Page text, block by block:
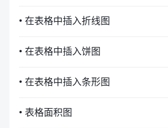
• 在表格中插入折线图
• 在表格中插入饼图
• 在表格中插入条形图
• 表格面积图